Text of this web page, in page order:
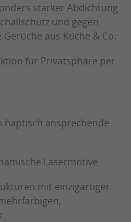
starker Abdichtung
und gegen
aus Küche & Co.
für Privatsphäre per
haptisch ansprechende
Lasermotive
mit einzigartiger